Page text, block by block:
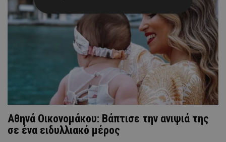
Αθηνά Οικονομάκου: Βάπτισε την ανιψιά της
σε ένα ειδυλλιακό μέρος